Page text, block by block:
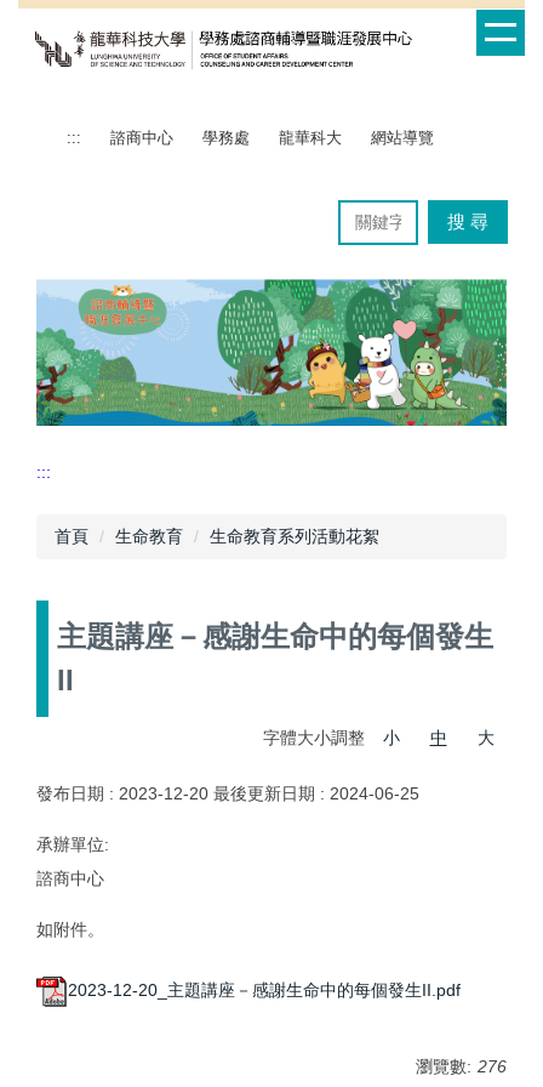
::: 諮商中心 學務處 龍華科大 網站導覽
搜 尋
:::
首頁 生命教育 生命教育系列活動花絮
主題講座－感謝生命中的每個發生
II
字體大小調整 小 中 大
發布日期 : 2023-12-20 最後更新日期 : 2024-06-25
承辦單位:
諮商中心
如附件。
2023-12-20_主題講座－感謝生命中的每個發生II.pdf
瀏覽數: 276